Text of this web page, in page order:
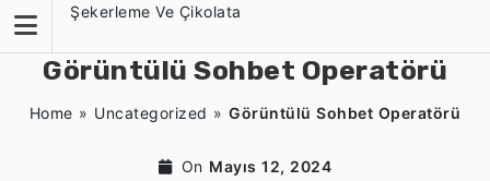
content
Şekerleme Ve Çikolata
Görüntülü Sohbet Operatörü
Home » Uncategorized »Görüntülü Sohbet Operatörü
On Mayıs 12, 2024